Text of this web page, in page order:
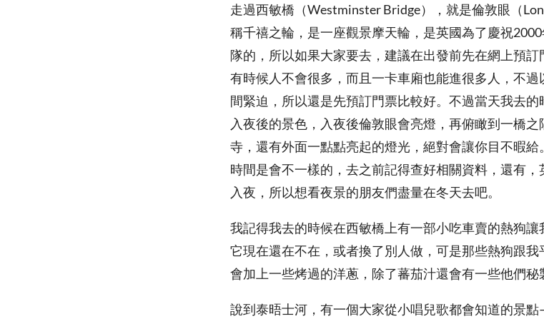
走過西敏橋（Westminster Bridge），就是倫敦眼（
稱千禧之輪，是一座觀景摩天輪，是英國為了慶祝
隊的，所以如果大家要去，建議在出發前先在網上預
有時候人不會很多，而且一卡車廂也能進很多人，不
間緊迫，所以還是先預訂門票比較好。不過當天我去
入夜後的景色，入夜後倫敦眼會亮燈，再俯瞰到一橋
寺，還有外面一點點亮起的燈光，絕對會讓你目不暇
時間是會不一樣的，去之前記得查好相關資料，還有
入夜，所以想看夜景的朋友們盡量在冬天去吧。
我記得我去的時候在西敏橋上有一部小吃車賣的熱狗
它現在還在不在，或者換了別人做，可是那些熱狗跟
會加上一些烤過的洋蔥，除了蕃茄汁還會有一些他們秘
說到泰晤士河，有一個大家從小唱兒歌都會知道的景